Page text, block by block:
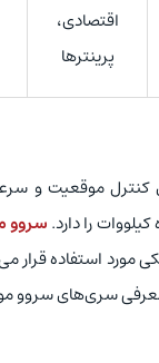
اقتصادی،
پرینترها
کنترل موقعیت و
را دارد.سروو
استفاده قرار
سری‌های سروو